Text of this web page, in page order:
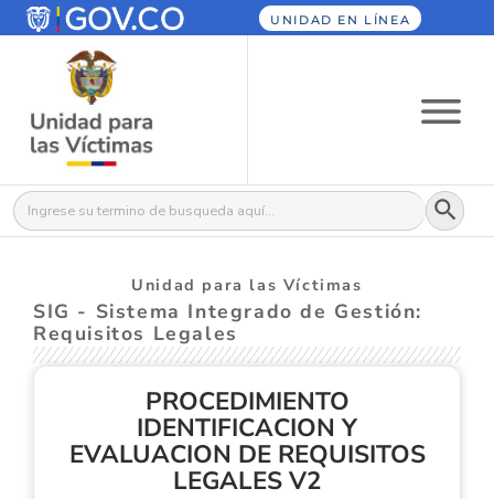
UNIDAD EN LÍNEA
Buscar: Botón
Unidad para las Víctimas
SIG - Sistema Integrado de Gestión:
Requisitos Legales
PROCEDIMIENTO
IDENTIFICACION Y
EVALUACION DE REQUISITOS
LEGALES V2